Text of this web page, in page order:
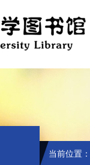
当前位置：